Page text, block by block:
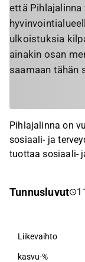
että
ulkoistuksia
ainakin osan
saamaan tähän
Pihlajalinna on
sosiaali- ja
tuottaa sosiaali-
Tunnusluvut
Liikevaihto
kasvu-%